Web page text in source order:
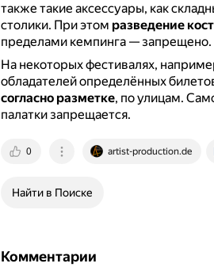
также такие аксессуары, как
столики. При этом разведение
пределами кемпинга — запрещено.
На некоторых фестивалях,
обладателей определённых
согласно разметке, по улицам.
палатки запрещается.
0 artist-production.de
Найти в Поиске
Комментарии